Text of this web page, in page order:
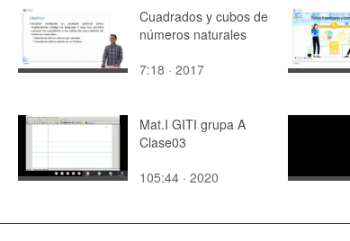
Cuadrados y cubos de
números naturales
7:18 · 2017
Mat.I GITI grupa A
Clase03
105:44 · 2020